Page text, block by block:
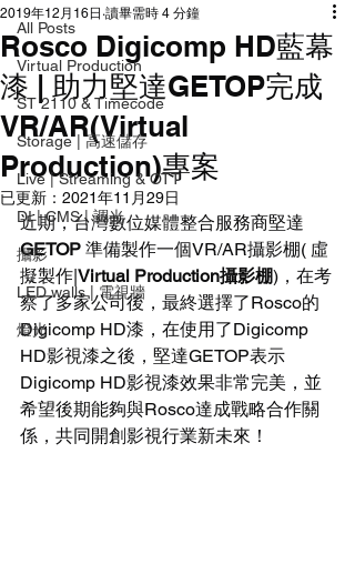
上
型
擴
充
機
箱
出
盒
All Posts
Virtual Production
ST 2110 & Timecode
Storage | 高速儲存
Live | Streaming & OTT
DI | CMS | 調光
攝影
LED walls | 電視牆
燈光
Rosco Digicomp HD藍幕
漆 | 助力堅達GETOP完成
VR/AR(Virtual
Production)專案
2019年12月16日 讀畢需時 4 分鐘
已更新： 2021年11月29日
近期，台灣數位媒體整合服務商堅達
GETOP 準備製作一個VR/AR攝影棚( 虛
擬製作| Virtual Production攝影棚)，在考
察了多家公司後，最終選擇了Rosco的
Digicomp HD漆，在使用了Digicomp
HD影視漆之後，堅達GETOP表示
Digicomp HD影視漆效果非常完美，並
希望後期能夠與Rosco達成戰略合作關
係，共同開創影視行業新未來！